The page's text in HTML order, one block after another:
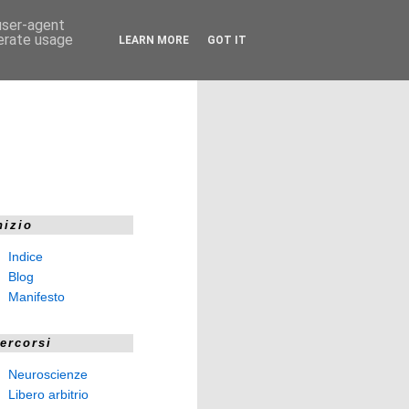
Indice
Blog
Manifesto
Neuroscienze
Libero arbitrio
agent
usage
LEARN MORE GOT IT